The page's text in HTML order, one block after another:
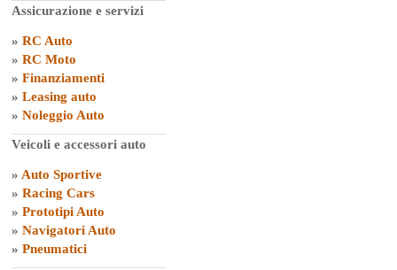
Assicurazione e servizi
» RC Auto
» RC Moto
» Finanziamenti
» Leasing auto
» Noleggio Auto
Veicoli e accessori auto
» Auto Sportive
» Racing Cars
» Prototipi Auto
» Navigatori Auto
» Pneumatici